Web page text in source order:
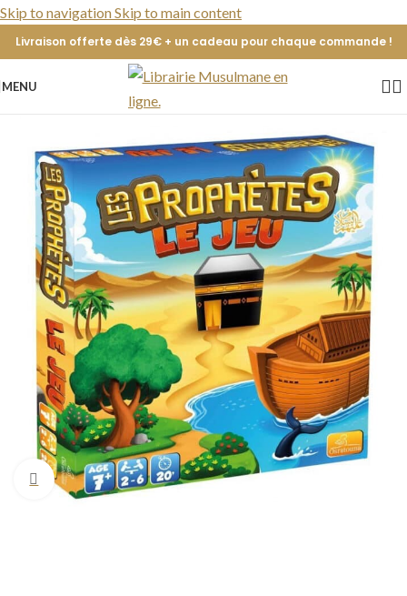
Skip to navigationSkip to main content
Livraison offerte dès 29€ + un cadeau pour chaque commande !
MENU
Cliquer pour agrandir